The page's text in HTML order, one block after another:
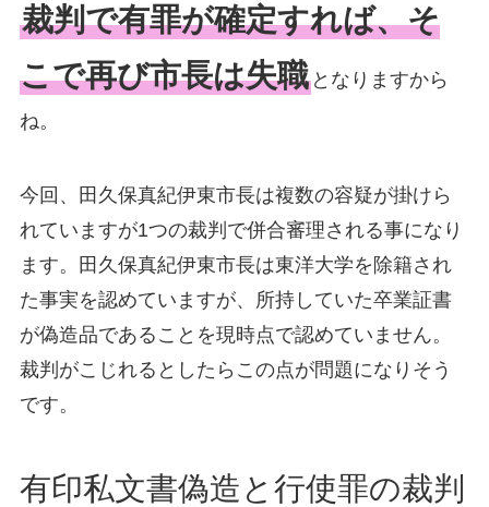
裁判で有罪が確定すれば、そ
こで再び市長は失職となりますから
ね。
今回、田久保真紀伊東市長は複数の容疑が掛けら
れていますが1つの裁判で併合審理される事になり
ます。田久保真紀伊東市長は東洋大学を除籍され
た事実を認めていますが、所持していた卒業証書
が偽造品であることを現時点で認めていません。
裁判がこじれるとしたらこの点が問題になりそう
です。
有印私文書偽造と行使罪の裁判